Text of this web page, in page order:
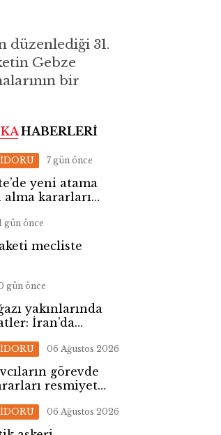
düzenlediği 31.
Gebze
bir
HABERLERİ
7 gün önce
yeni atama
alma kararları
gün önce
mecliste
gün önce
yakınlarında
İran’da
06 Ağustos 2026
görevde
resmiyet
06 Ağustos 2026